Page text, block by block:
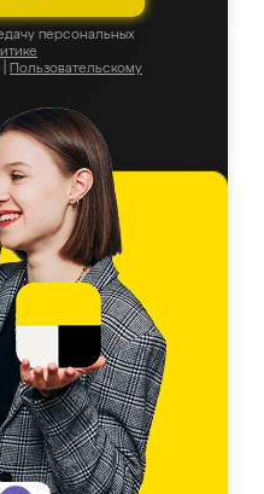
персональных
Пользовательскому